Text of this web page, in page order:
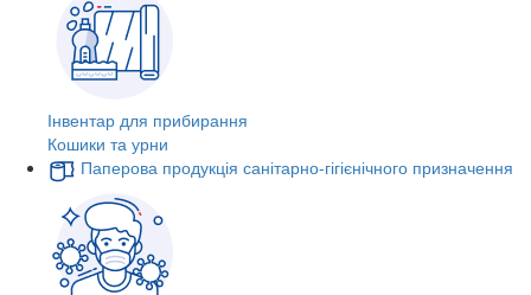
Інвентар для прибирання
Кошики та урни
Паперова продукція санітарно-гігієнічного призначення